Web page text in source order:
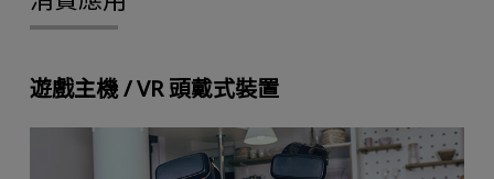
遊戲主機 / VR 頭戴式裝置